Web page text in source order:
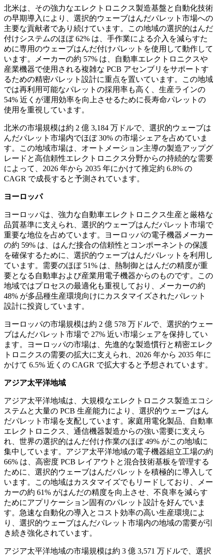
北米は、その強力なエレクトロニクス製造基盤と自動化技術
の早期導入により、選択的ウェーブはんだパレット市場への
主要な貢献者であり続けています。この地域の選択的はんだ
付けシステムのほぼ 62% は、手作業による介入を減らすた
めに専用のウェーブはんだ付けパレットを使用して動作して
います。メーカーの約 57% は、自動車エレクトロニクスや
産業機器で使用される複雑な PCB アセンブリをサポートす
るための精密パレット設計に重点を置いています。この地域
では再利用可能なパレットの採用率も高く、生産ラインの
54% 近くが運用効率を向上させるために長寿命パレットの
使用を重視しています。
北米の市場規模は約 2 億 3,184 万ドルで、選択的ウェーブは
んだパレット市場内でほぼ 30% の市場シェアを占めていま
す。この地域市場は、オートメーション主導の製造アップグ
レードと高信頼性エレクトロニクス分野からの持続的な需要
によって、2026 年から 2035 年にかけて推定約 6.8% の
CAGR で成長すると予測されています。
ヨーロッパ
ヨーロッパは、強力な自動車エレクトロニクス生産と厳格な
品質基準に支えられ、選択的ウェーブはんだパレット市場で
重要な地位を占めています。ヨーロッパの電子機器メーカー
の約 59% は、はんだ接合の信頼性とコンポーネントの保護
を確保するために、選択的ウェーブはんだパレットを利用し
ています。需要のほぼ 51% は、熱制御とはんだの精度が重
要となる自動車および産業用電子機器からのものです。この
地域ではプロセスの最適化も重視しており、メーカーの約
48% が多品種生産環境向けにカスタマイズされたパレット
設計に投資しています。
ヨーロッパの市場規模は約 2 億 578 万ドルで、選択的ウェー
ブはんだパレット市場で 27% 近い市場シェアを保持してい
ます。ヨーロッパの市場は、先進的な製造慣行と精密エレク
トロニクスの需要の拡大に支えられ、2026 年から 2035 年に
かけて 6.5% 近くの CAGR で拡大すると予想されています。
アジア太平洋地域
アジア太平洋地域は、大規模なエレクトロニクス製造エコシ
ステムと大量の PCB 生産能力により、選択的ウェーブはん
だパレット市場を支配しています。家庭用電化製品、自動車
エレクトロニクス、通信機器製造からの強い需要に支えら
れ、世界の選択的はんだ付け作業のほぼ 49% がこの地域に
集中しています。アジア太平洋地域の電子機器組立工場の約
66% は、高密度 PCB レイアウトと混合技術基板を管理する
ために、選択的ウェーブはんだパレットを積極的に導入して
います。この地域はカスタマイズでもリードしており、メー
カーの約 61% がはんだの精度を向上させ、不良率を減らす
ためにアプリケーション固有のパレット設計を好んでいま
す。急速な自動化の導入とコスト効率の高い生産環境によ
り、選択的ウェーブはんだパレット市場内の地域の需要が引
き続き強化されています。
アジア太平洋地域の市場規模は約 3 億 3,571 万ドルで、選択